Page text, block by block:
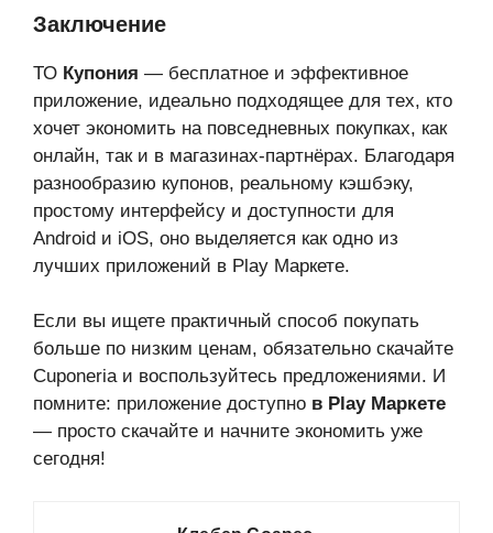
Заключение
ТО Купония — бесплатное и эффективное
приложение, идеально подходящее для тех, кто
хочет экономить на повседневных покупках, как
онлайн, так и в магазинах-партнёрах. Благодаря
разнообразию купонов, реальному кэшбэку,
простому интерфейсу и доступности для
Android и iOS, оно выделяется как одно из
лучших приложений в Play Маркете.
Если вы ищете практичный способ покупать
больше по низким ценам, обязательно скачайте
Cuponeria и воспользуйтесь предложениями. И
помните: приложение доступно в Play Маркете
— просто скачайте и начните экономить уже
сегодня!